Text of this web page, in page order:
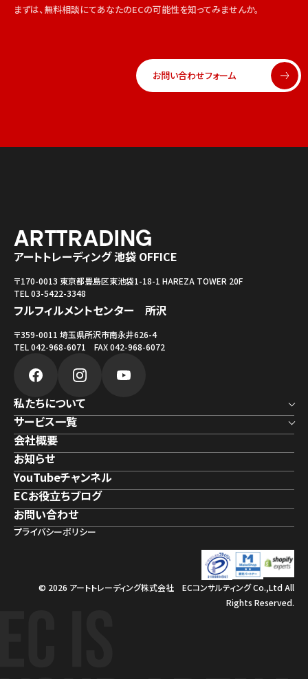
まずは、無料相談にてあなたのECの可能性を知ってみませんか。
お問い合わせフォーム
アートトレーディング 池袋 OFFICE
〒170-0013 東京都豊島区東池袋1-18-1 HAREZA TOWER 20F
TEL 03-5422-3348
フルフィルメントセンター 所沢
〒359-0011 埼玉県所沢市南永井626-4
TEL 042-968-6071 FAX 042-968-6072
私たちについて
サービス一覧
会社概要
お知らせ
YouTubeチャンネル
ECお役立ちブログ
お問い合わせ
プライバシーポリシー
© 2026 アートトレーディング株式会社 ECコンサルティング Co.,Ltd All
Rights Reserved.